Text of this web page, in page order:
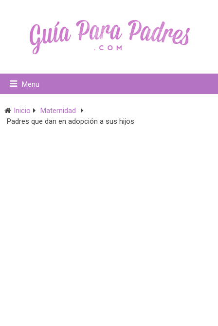
Menu
Inicio
Maternidad
Padres que dan en adopción a sus hijos